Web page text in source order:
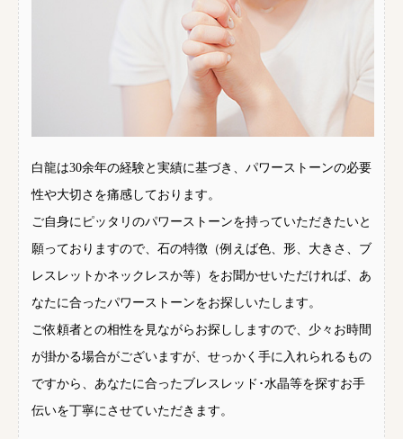
白龍は30余年の経験と実績に基づき、パワーストーンの必要
性や大切さを痛感しております。
ご自身にピッタリのパワーストーンを持っていただきたいと
願っておりますので、石の特徴（例えば色、形、大きさ、ブ
レスレットかネックレスか等）をお聞かせいただければ、あ
なたに合ったパワーストーンをお探しいたします。
ご依頼者との相性を見ながらお探ししますので、少々お時間
が掛かる場合がございますが、せっかく手に入れられるもの
ですから、あなたに合ったブレスレッド･水晶等を探すお手
伝いを丁寧にさせていただきます。